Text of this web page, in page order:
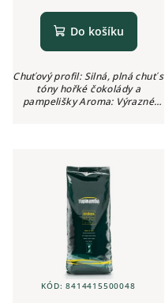
Do košíku
Chuťový profil: Silná, plná chuť s
tóny hořké čokolády a
pampelišky Aroma: Výrazné
KÓD:8414415500048